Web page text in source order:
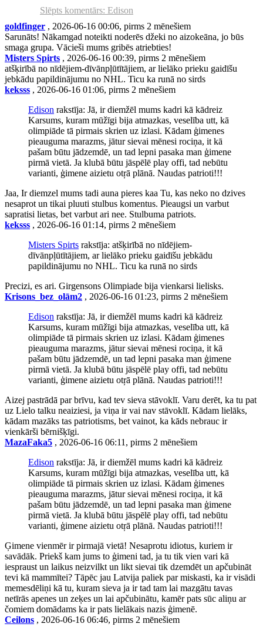
Slēpts komentārs: Edison
goldfinger , 2026-06-16 00:06, pirms 2 mēnešiem
Sarunāts! Nākamgad noteikti noderēs džeki no aizokeāna, jo būs
smaga grupa. Vācieši mums gribēs atriebties!
Misters Spirts , 2026-06-16 00:39, pirms 2 mēnešiem
atšķirībā no nīdējiem-dīvānpļūtītājiem, ar lielāko prieku gaidīšu
jebkādu papildinājumu no NHL. Ticu ka runā no sirds
keksss , 2026-06-16 01:06, pirms 2 mēnešiem
Edison rakstīja: Jā, ir diemžēl mums kadri kā kādreiz
Karsums, kuram mūžīgi bija atmazkas, veselība utt, kā
olimpiāde tā pirmais skrien uz izlasi. Kādam ģimenes
pieauguma marazms, jātur sievai mēnesi rociņa, it kā
pašam būtu jādzemdē, un tad lepni pasaka man ģimene
pirmā vietā. Ja klubā būtu jāspēlē play offi, tad nebūtu
varianti, ģimene aizietu otŗā plānā. Naudas patrioti!!!
Jaa, Ir diemzel mums tadi auna pieres kaa Tu, kas neko no dzives
nesaprot un tikai pluuti stulbus komentus. Pieaugsi un varbut
sapratisi lietas, bet varbut ari nee. Stulbuma patriots.
keksss , 2026-06-16 01:14, pirms 2 mēnešiem
Misters Spirts rakstīja: atšķirībā no nīdējiem-
dīvānpļūtītājiem, ar lielāko prieku gaidīšu jebkādu
papildinājumu no NHL. Ticu ka runā no sirds
Precizi, es ari. Girgensons Olimpiade bija vienkarsi lielisks.
Krisons_bez_olām2 , 2026-06-16 01:23, pirms 2 mēnešiem
Edison rakstīja: Jā, ir diemžēl mums kadri kā kādreiz
Karsums, kuram mūžīgi bija atmazkas, veselība utt, kā
olimpiāde tā pirmais skrien uz izlasi. Kādam ģimenes
pieauguma marazms, jātur sievai mēnesi rociņa, it kā
pašam būtu jādzemdē, un tad lepni pasaka man ģimene
pirmā vietā. Ja klubā būtu jāspēlē play offi, tad nebūtu
varianti, ģimene aizietu otŗā plānā. Naudas patrioti!!!
Aizej pastrādā par brīvu, kad tev sieva stāvoklī. Varu derēt, ka tu pat
uz Lielo talku neaiziesi, ja viņa ir vai nav stāvoklī. Kādam lielāks,
kādam mazāks tas patriotisms, bet vainot, ka kāds nebrauc ir
vienkārši bērnišķīgi.
MazaFaka5 , 2026-06-16 06:11, pirms 2 mēnešiem
Edison rakstīja: Jā, ir diemžēl mums kadri kā kādreiz
Karsums, kuram mūžīgi bija atmazkas, veselība utt, kā
olimpiāde tā pirmais skrien uz izlasi. Kādam ģimenes
pieauguma marazms, jātur sievai mēnesi rociņa, it kā
pašam būtu jādzemdē, un tad lepni pasaka man ģimene
pirmā vietā. Ja klubā būtu jāspēlē play offi, tad nebūtu
varianti, ģimene aizietu otŗā plānā. Naudas patrioti!!!
Ģimene vienmēr ir pirmajā vietā! Nesaprotu idiotus, kuriem ir
savādāk. Priekš kam jums to ģimeni tad, ja tu tik vien vari kā
iespraust un laikus neizvilkt un likt sievai tik dzemdēt un apčubināt
tevi kā mammītei? Tāpēc jau Latvija paliek par miskasti, ka ir visādi
memesdēliņi kā tu, kuram sieva ja ir tad tam lai mazgātu tavas
netīrās apenes un zeķes un lai apčubinātu, kamēr pats sūc aliņu ar
čomiem domādams ka ir pats lielākais nazis ģimenē.
Ceilons , 2026-06-16 06:46, pirms 2 mēnešiem